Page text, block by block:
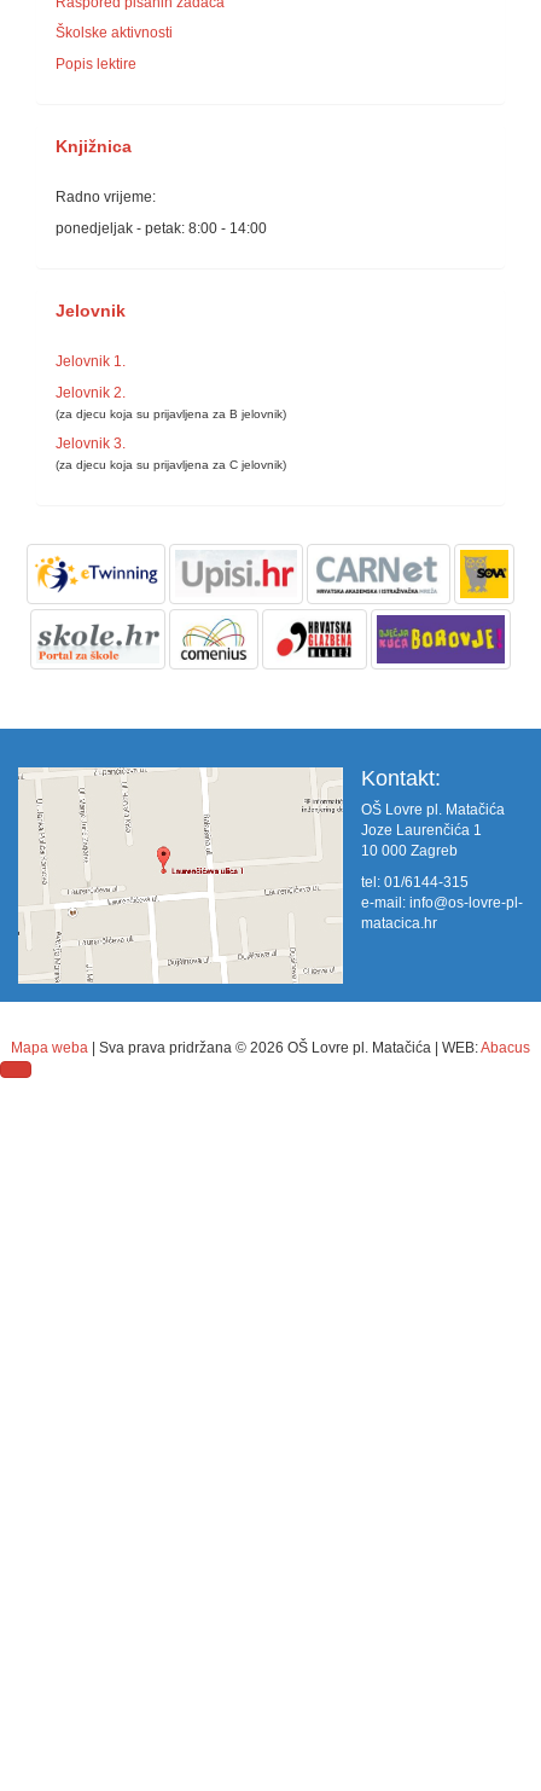
Školske aktivnosti
Popis lektire
Knjižnica
Radno vrijeme:
ponedjeljak - petak: 8:00 - 14:00
Jelovnik
Jelovnik 1.
Jelovnik 2.
(za djecu koja su prijavljena za B jelovnik)
Jelovnik 3.
(za djecu koja su prijavljena za C jelovnik)
Kontakt:
OŠ Lovre pl. Matačića
Joze Laurenčića 1
10 000 Zagreb
tel: 01/6144-315
e-mail: info@os-lovre-pl-
matacica.hr
Mapa weba | Sva prava pridržana © 2026 OŠ Lovre pl. Matačića | WEB:Abacus